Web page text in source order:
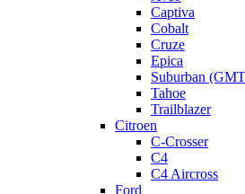
Captiva
Cobalt
Cruze
Epica
Suburban
Tahoe
Trailblazer
Citroen
C-Crosser
C4
C4 Aircross
Ford